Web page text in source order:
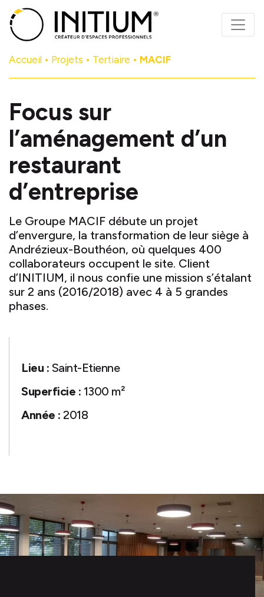
Accueil • Projets • Tertiaire • MACIF
Focus sur
l’aménagement d’un
restaurant
d’entreprise
Le Groupe MACIF débute un projet
d’envergure, la transformation de leur siège à
Andrézieux-Bouthéon, où quelques 400
collaborateurs occupent le site. Client
d’INITIUM, il nous confie une mission s’étalant
sur 2 ans (2016/2018) avec 4 à 5 grandes
phases.
Lieu : Saint-Etienne
Superficie : 1300 m²
Année : 2018
Panneau de gestion des cookies